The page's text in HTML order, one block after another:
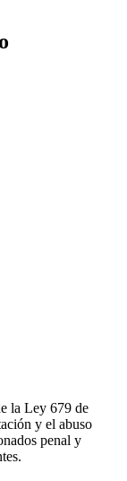
la Ley 679 de
y el abuso
penal y